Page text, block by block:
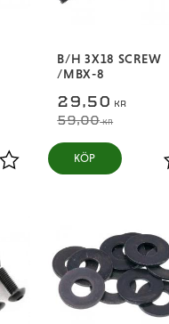
Lägg till i favoriter
B/H 3X18 SCREW
/MBX-8
29,50 KR
59,00KR
KÖP